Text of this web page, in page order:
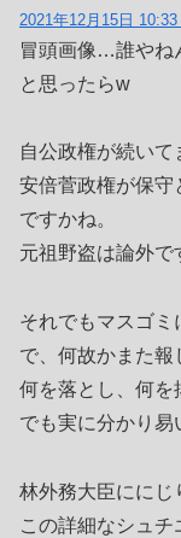
2021年12月15日 10:33
冒頭画像…誰やね
と思ったらw
自公政権が続いて
安倍菅政権が保守
ですかね。
元祖野盗は論外で
それでもマスゴミ
で、何故かまた報
何を落とし、何を
でも実に分かり易
林外務大臣にに
この詳細なシュチ